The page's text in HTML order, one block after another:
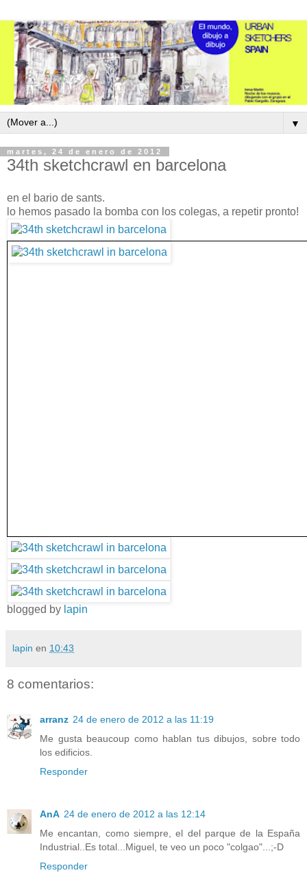
▼
martes, 24 de enero de 2012
34th sketchcrawl en barcelona
en el bario de sants.
lo hemos pasado la bomba con los colegas, a repetir pronto!
blogged by lapin
lapin en 10:43
8 comentarios:
arranz 24 de enero de 2012 a las 11:19
Me gusta beaucoup como hablan tus dibujos, sobre todo
los edificios.
Responder
AnA 24 de enero de 2012 a las 12:14
Me encantan, como siempre, el del parque de la España
Industrial..Es total...Miguel, te veo un poco "colgao"...;-D
Responder